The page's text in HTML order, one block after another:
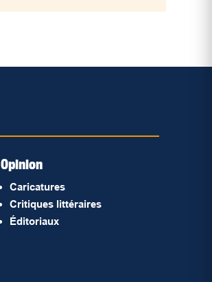
Opinion
Caricatures
Critiques littéraires
Éditoriaux